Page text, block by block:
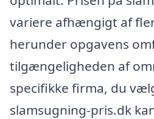
variere afhængigt af
herunder opgavens
tilgængeligheden af
specifikke firma, du
slamsugning-pris.dk